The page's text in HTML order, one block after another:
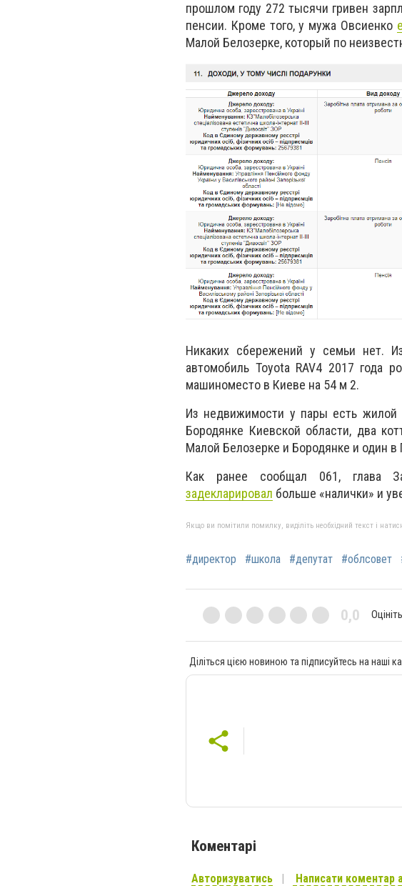
прошлом году 272 тысячи гривен
пенсии. Кроме того, у мужа Овсиенко
Малой Белозерке, который по
Никаких сбережений у семьи нет.
автомобиль Toyota RAV4 2017 года
машиноместо в Киеве на 54 м 2.
Из недвижимости у пары есть
Бородянке Киевской области, два
Малой Белозерке и Бородянке и один
Как ранее сообщал 061, глава
задекларировал больше «налички» и
Якщо ви помітили помилку, виділіть необхідний текст і
#директор #школа #депутат #облсовет
0,0
Діліться цією новиною та підписуйтесь на наші
Коментарі
Авторизуватись Написати коментар